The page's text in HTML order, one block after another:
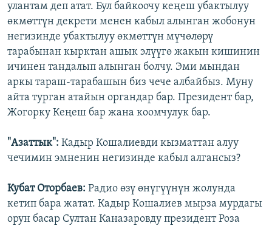
улантам деп атат. Бул байкоочу кеңеш убактылуу
өкмөттүн декрети менен кабыл алынган жобонун
негизинде убактылуу өкмөттүн мүчөлөрү
тарабынан кырктан ашык элүүгө жакын кишинин
ичинен тандалып алынган болчу. Эми мындан
аркы тараш-тарабашын биз чече албайбыз. Муну
айта турган атайын органдар бар. Президент бар,
Жогорку Кеңеш бар жана коомчулук бар.
"Азаттык": Кадыр Кошалиевди кызматтан алуу
чечимин эмненин негизинде кабыл алгансыз?
Кубат Оторбаев: Радио өзү өнүгүүнүн жолунда
кетип бара жатат. Кадыр Кошалиев мырза мурдагы
орун басар Султан Каназаровду президент Роза